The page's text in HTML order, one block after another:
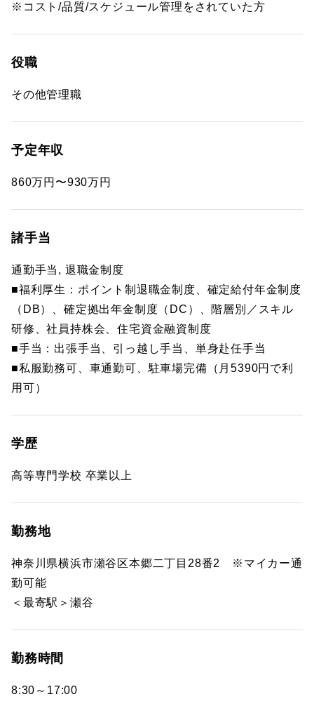
※コスト/品質/スケジュール管理をされていた方
役職
その他管理職
予定年収
860万円〜930万円
諸手当
通勤手当, 退職金制度
■福利厚生：ポイント制退職金制度、確定給付年金制度
（DB）、確定拠出年金制度（DC）、階層別／スキル
研修、社員持株会、住宅資金融資制度
■手当：出張手当、引っ越し手当、単身赴任手当
■私服勤務可、車通勤可、駐車場完備（月5390円で利
用可）
学歴
高等専門学校 卒業以上
勤務地
神奈川県横浜市瀬谷区本郷二丁目28番2 ※マイカー通
勤可能
＜最寄駅＞瀬谷
勤務時間
8:30～17:00